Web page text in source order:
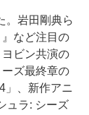
。岩田剛典ら
など注目の
ビン共演の
ズ最終章の
」、新作アニ
ュラ: シーズ